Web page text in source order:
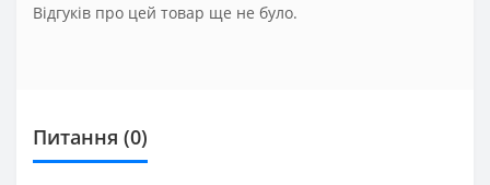
Відгуків про цей товар ще не було.
Питання (0)